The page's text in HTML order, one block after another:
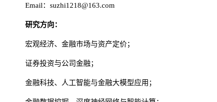
Email：suzhi1218@163.com
研究方向：
宏观经济、金融市场与资产定价；
证券投资与公司金融；
金融科技、人工智能与金融大模型应用；